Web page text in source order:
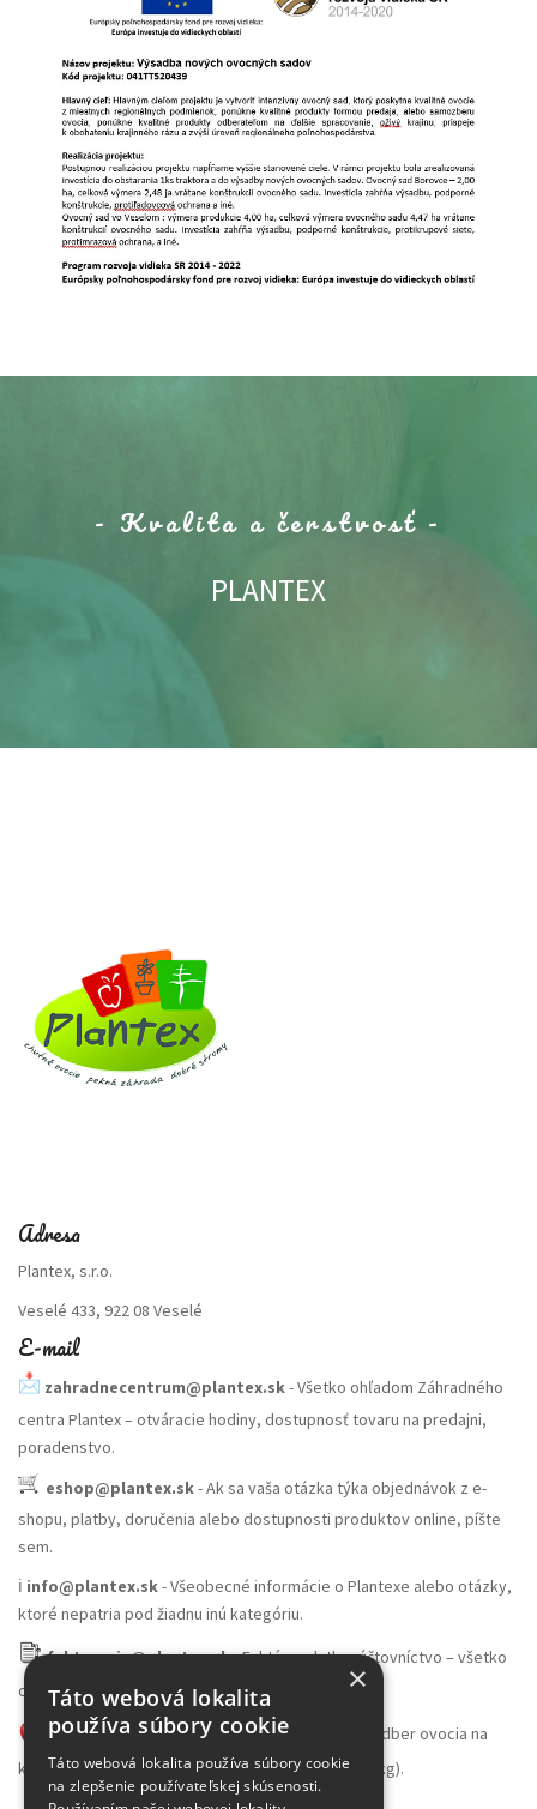
- Kvalita a čerstvosť -
PLANTEX
Adresa
Plantex, s.r.o.
Veselé 433, 922 08 Veselé
E-mail
zahradnecentrum@plantex.sk- Všetko ohľadom Záhradného
centra Plantex – otváracie hodiny, dostupnosť tovaru na predajni,
poradenstvo.
eshop@plantex.sk- Ak sa vaša otázka týka objednávok z e-
shopu, platby, doručenia alebo dostupnosti produktov online, píšte
sem.
ℹ️ info@plantex.sk- Všeobecné informácie o Plantexe alebo otázky,
ktoré nepatria pod žiadnu inú kategóriu.
fakturacia@plantex.sk- Faktúry, platby, účtovníctvo – všetko
ohľadom financií smerujte sem.
skladovocia@plantex.sk- Veľkoobchodný odber ovocia na
konzumáciu alebo spracovanie (množstvo nad 100kg).
×
Táto webová lokalita
používa súbory cookie
Táto webová lokalita používa súbory cookie
na zlepšenie používateľskej skúsenosti.